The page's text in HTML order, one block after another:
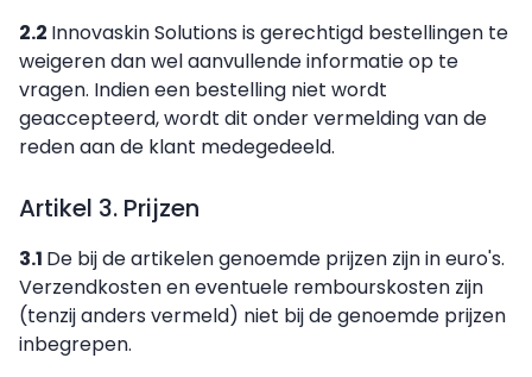
2.2 Innovaskin Solutions is gerechtigd bestellingen te
weigeren dan wel aanvullende informatie op te
vragen. Indien een bestelling niet wordt
geaccepteerd, wordt dit onder vermelding van de
reden aan de klant medegedeeld.
Artikel 3. Prijzen
3.1 De bij de artikelen genoemde prijzen zijn in euro's.
Verzendkosten en eventuele rembourskosten zijn
(tenzij anders vermeld) niet bij de genoemde prijzen
inbegrepen.